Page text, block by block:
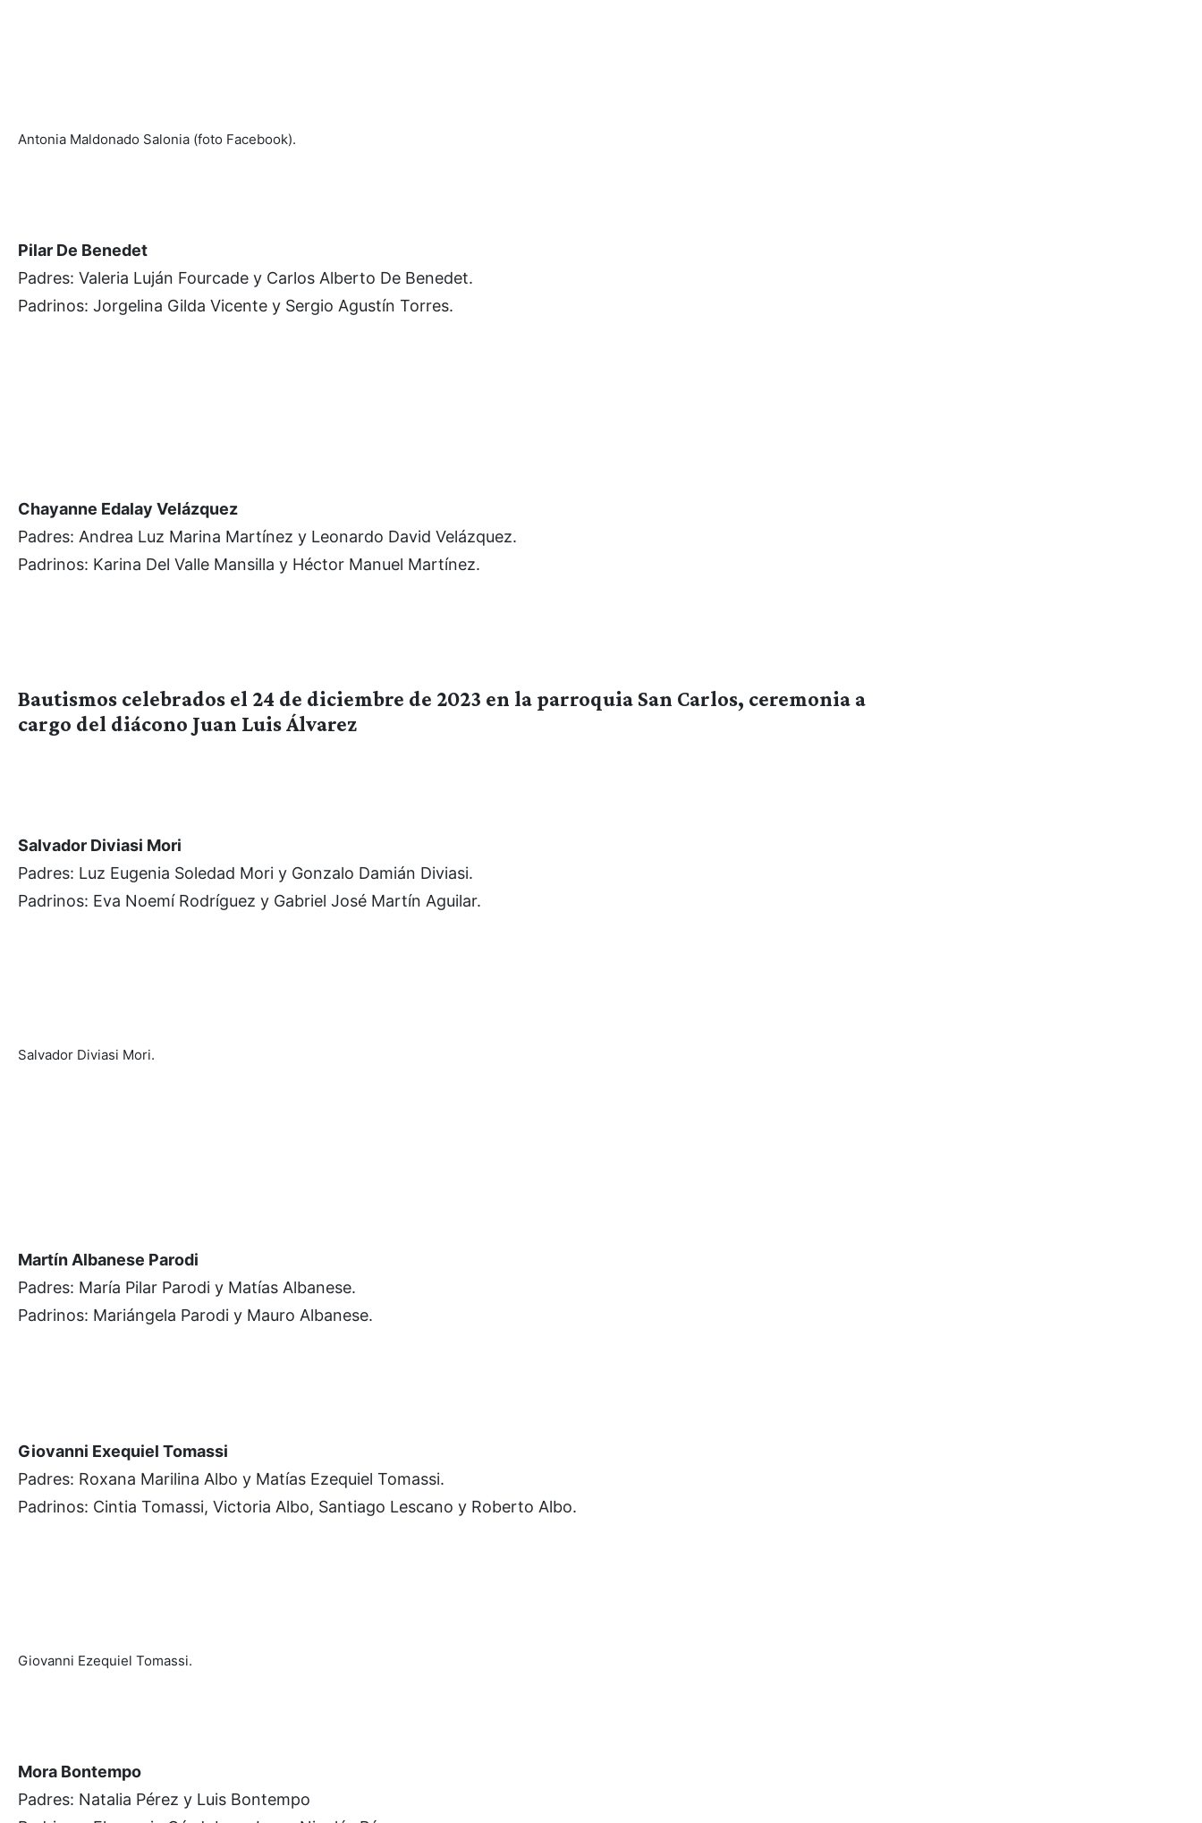
Antonia Maldonado Salonia (foto Facebook).
Pilar De Benedet
Padres: Valeria Luján Fourcade y Carlos Alberto De Benedet.
Padrinos: Jorgelina Gilda Vicente y Sergio Agustín Torres.
Chayanne Edalay Velázquez
Padres: Andrea Luz Marina Martínez y Leonardo David Velázquez.
Padrinos: Karina Del Valle Mansilla y Héctor Manuel Martínez.
Bautismos celebrados el 24 de diciembre de 2023 en la parroquia San Carlos, ceremonia a
cargo del diácono Juan Luis Álvarez
Salvador Diviasi Mori
Padres: Luz Eugenia Soledad Mori y Gonzalo Damián Diviasi.
Padrinos: Eva Noemí Rodríguez y Gabriel José Martín Aguilar.
Salvador Diviasi Mori.
Martín Albanese Parodi
Padres: María Pilar Parodi y Matías Albanese.
Padrinos: Mariángela Parodi y Mauro Albanese.
Giovanni Exequiel Tomassi
Padres: Roxana Marilina Albo y Matías Ezequiel Tomassi.
Padrinos: Cintia Tomassi, Victoria Albo, Santiago Lescano y Roberto Albo.
Giovanni Ezequiel Tomassi.
Mora Bontempo
Padres: Natalia Pérez y Luis Bontempo